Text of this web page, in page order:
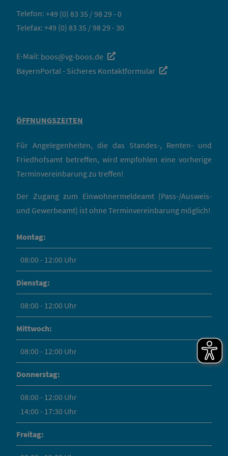
Telefon: +49 (0) 83 35 / 98 29 - 0
Telefax: +49 (0) 83 35 / 98 29 - 30
E-Mail: boos@vg-boos.de
BayernPortal - Sicheres Kontaktformular
ÖFFNUNGSZEITEN
Für Angelegenheiten, die das Standes-, Renten- und
Friedhofsamt betreffen, wird empfohlen eine vorherige
Terminvereinbarung zu treffen!
Der Zugang zum Einwohnermeldeamt (Pass-/Ausweis-
und Gewerbeamt) ist ohne Terminvereinbarung möglich!
Montag:
08:00 - 12:00 Uhr
Dienstag:
08:00 - 12:00 Uhr
Mittwoch:
08:00 - 12:00 Uhr
Donnerstag:
08:00 - 12:00 Uhr
14:00 - 17:30 Uhr
Freitag: